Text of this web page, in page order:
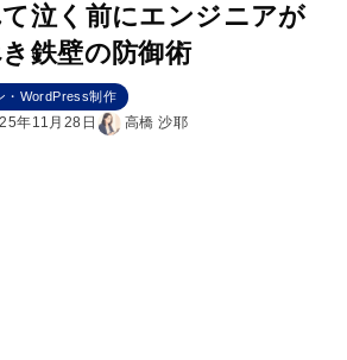
泣く前にエンジニアが
鉄壁の防御術
・WordPress制作
年11月28日 高橋 沙耶